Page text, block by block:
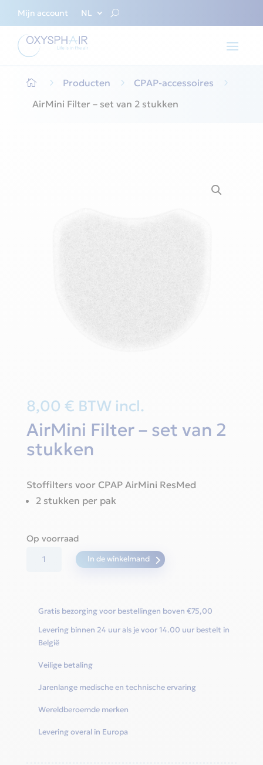
Mijn account NL
 5 Producten 5 CPAP-accessoires
5
AirMini Filter – set van 2 stukken
8,00 € BTW incl.
AirMini Filter – set van 2
stukken
Stoffilters voor CPAP AirMini ResMed
2 stukken per pak
Op voorraad
AirMini
aantal
In de winkelmand
Gratis bezorging voor bestellingen boven €75,00
Levering binnen 24 uur als je voor 14.00 uur bestelt in
België
Veilige betaling
Jarenlange medische en technische ervaring
Wereldberoemde merken
Levering overal in Europa